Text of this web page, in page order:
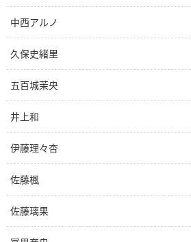
中西アルノ
久保史緒里
五百城茉央
井上和
伊藤理々杏
佐藤楓
佐藤璃果